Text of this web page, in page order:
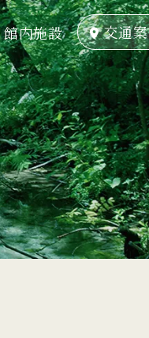
館内施設 交通
館内施設 交通